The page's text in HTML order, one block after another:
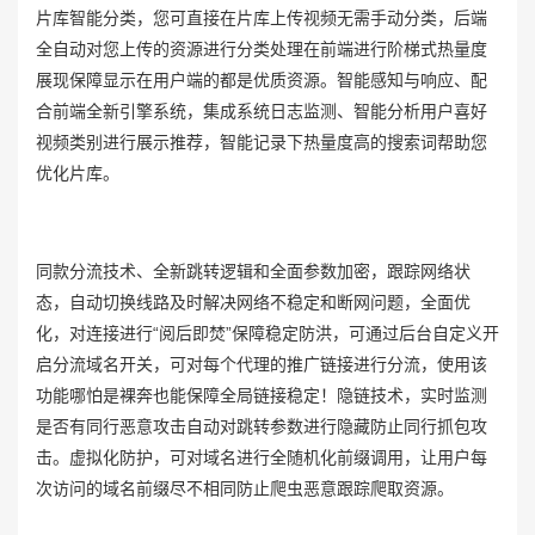
片库智能分类，您可直接在片库上传视频无需手动分类，后端
全自动对您上传的资源进行分类处理在前端进行阶梯式热量度
展现保障显示在用户端的都是优质资源。智能感知与响应、配
合前端全新引擎系统，集成系统日志监测、智能分析用户喜好
视频类别进行展示推荐，智能记录下热量度高的搜索词帮助您
优化片库。
同款分流技术、全新跳转逻辑和全面参数加密，跟踪网络状
态，自动切换线路及时解决网络不稳定和断网问题，全面优
化，对连接进行“阅后即焚”保障稳定防洪，可通过后台自定义开
启分流域名开关，可对每个代理的推广链接进行分流，使用该
功能哪怕是裸奔也能保障全局链接稳定！隐链技术，实时监测
是否有同行恶意攻击自动对跳转参数进行隐藏防止同行抓包攻
击。虚拟化防护，可对域名进行全随机化前缀调用，让用户每
次访问的域名前缀尽不相同防止爬虫恶意跟踪爬取资源。